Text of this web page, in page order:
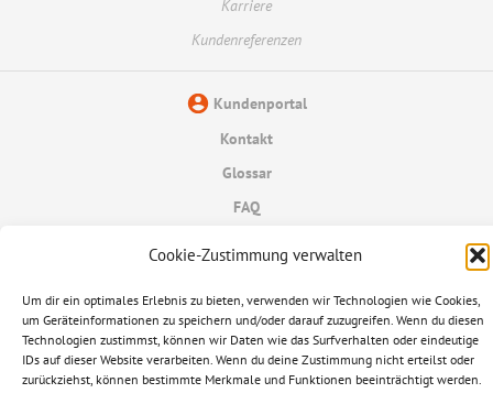
Cookie-Zustimmung verwalten
Um dir ein optimales Erlebnis zu bieten, verwenden wir Technologien wie Cookies,
um Geräteinformationen zu speichern und/oder darauf zuzugreifen. Wenn du diesen
Technologien zustimmst, können wir Daten wie das Surfverhalten oder eindeutige
IDs auf dieser Website verarbeiten. Wenn du deine Zustimmung nicht erteilst oder
zurückziehst, können bestimmte Merkmale und Funktionen beeinträchtigt werden.
Karriere
Kundenreferenzen
Kundenportal
Kontakt
Glossar
FAQ
Impressum
© 2026 Ampere AG